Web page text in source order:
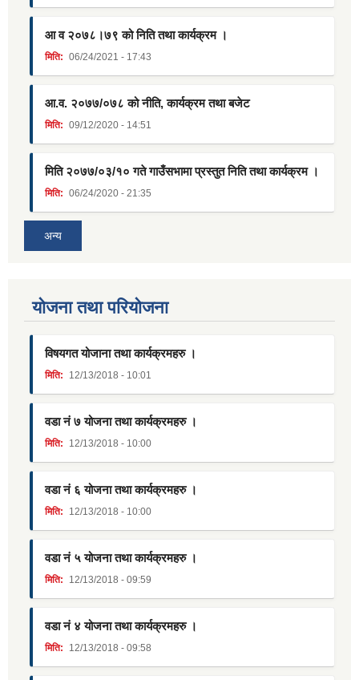
आ व २०७८।७९ को निति तथा कार्यक्रम ।
मिति: 06/24/2021 - 17:43
आ.व. २०७७/०७८ को नीति, कार्यक्रम तथा बजेट
मिति: 09/12/2020 - 14:51
मिति २०७७/०३/१० गते गाउँसभामा प्रस्तुत निति तथा कार्यक्रम ।
मिति: 06/24/2020 - 21:35
अन्य
याेजना तथा परियाेजना
विषयगत योजाना तथा कार्यक्रमहरु ।
मिति: 12/13/2018 - 10:01
वडा नं ७ योजना तथा कार्यक्रमहरु ।
मिति: 12/13/2018 - 10:00
वडा नं ६ योजना तथा कार्यक्रमहरु ।
मिति: 12/13/2018 - 10:00
वडा नं ५ योजना तथा कार्यक्रमहरु ।
मिति: 12/13/2018 - 09:59
वडा नं ४ योजना तथा कार्यक्रमहरु ।
मिति: 12/13/2018 - 09:58